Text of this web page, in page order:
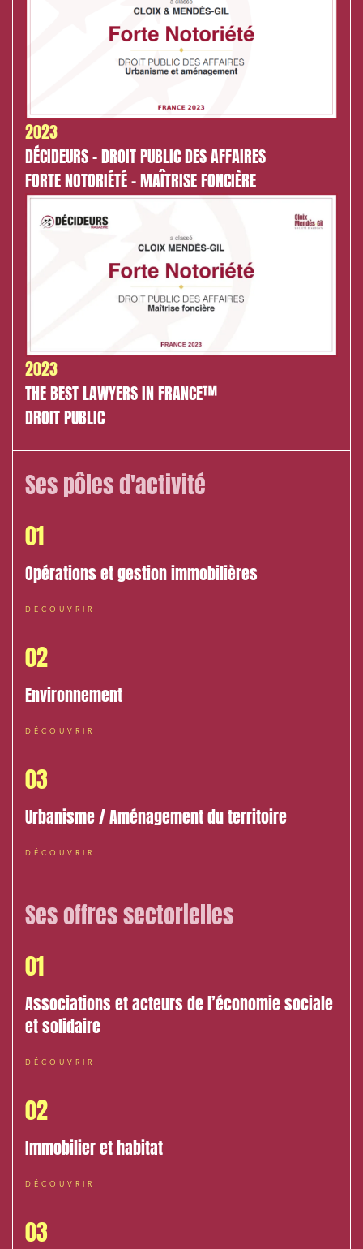
2023
DÉCIDEURS - DROIT PUBLIC DES AFFAIRES
FORTE NOTORIÉTÉ - MAÎTRISE FONCIÈRE
2023
THE BEST LAWYERS IN FRANCE™
DROIT PUBLIC
Ses pôles d'activité
01
Opérations et gestion immobilières
DÉCOUVRIR
02
Environnement
DÉCOUVRIR
03
Urbanisme / Aménagement du territoire
DÉCOUVRIR
Ses offres sectorielles
01
Associations et acteurs de l’économie sociale
et solidaire
DÉCOUVRIR
02
Immobilier et habitat
DÉCOUVRIR
03
Établissements financiers
Mobilité et transport
Règlement des litiges
Relations sociales et droit du travail
Services publics et collectivités
Commande publique
Urbanisme et aménagement
Banque finance et assurance
J'ai lu et j'accepte lapolitique de confidentialité